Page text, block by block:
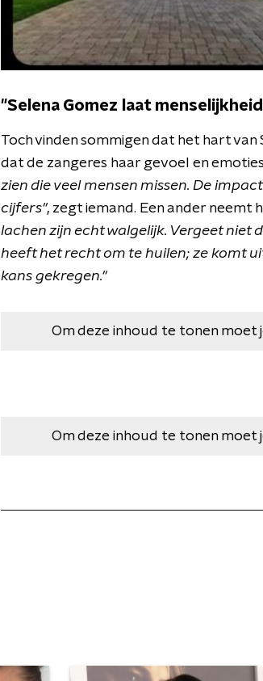
"Selena Gomez laat
Toch vinden sommigen dat het hart
dat de zangeres haar gevoel en
zien die veel mensen missen. De
cijfers", zegt iemand. Een ander neemt
lachen zijn echt walgelijk. Vergeet niet
heeft het recht om te huilen; ze komt
kans gekregen."
Om deze inhoud te tonen moet
Om deze inhoud te tonen moet